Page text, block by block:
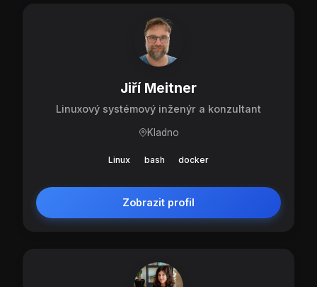
Jiří Meitner
Linuxový systémový inženýr a konzultant
Kladno
Linux bash docker
Zobrazit profil